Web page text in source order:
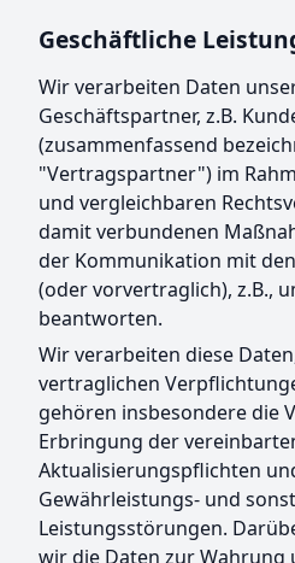
Geschäftliche
Wir verarbeiten Daten
Geschäftspartner, z.B.
(zusammenfassend
"Vertragspartner") im
und vergleichbaren
damit verbundenen
der Kommunikation mit
(oder vorvertraglich), z.B.,
beantworten.
Wir verarbeiten diese
vertraglichen
gehören insbesondere die
Erbringung der
Aktualisierungspflichten
Gewährleistungs- und
Leistungsstörungen.
wir die Daten zur Wahrung